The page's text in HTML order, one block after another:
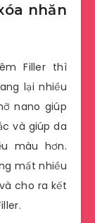
nhăn
Filler thì
lại nhiều
nano giúp
và giúp da
màu hơn.
mất nhiều
cho ra kết